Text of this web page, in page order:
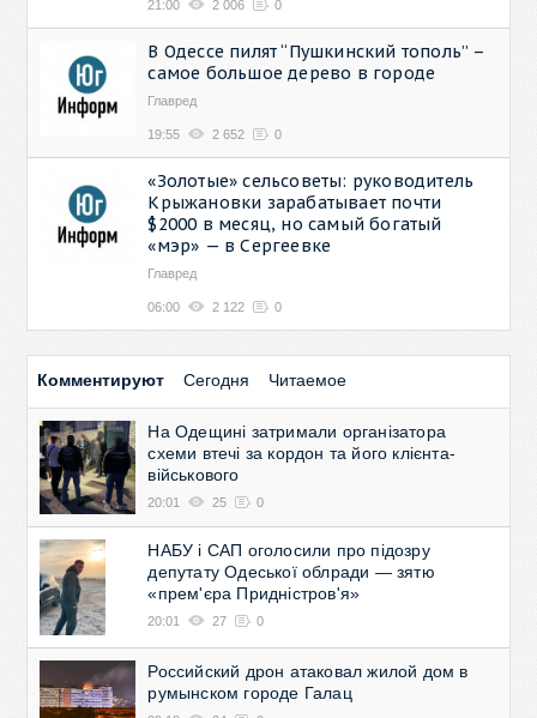
21:00 2 006 0
В Одессе пилят “Пушкинский тополь” –
самое большое дерево в городе
Главред
19:55 2 652 0
«Золотые» сельсоветы: руководитель
Крыжановки зарабатывает почти
$2000 в месяц, но самый богатый
«мэр» — в Сергеевке
Главред
06:00 2 122 0
Комментируют Сегодня Читаемое
На Одещині затримали організатора
схеми втечі за кордон та його клієнта-
військового
20:01 25 0
НАБУ і САП оголосили про підозру
депутату Одеської облради — зятю
«прем'єра Придністров'я»
20:01 27 0
Российский дрон атаковал жилой дом в
румынском городе Галац